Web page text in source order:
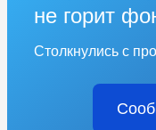
не горит
Столкнулись с